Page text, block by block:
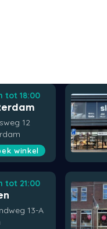
tot 18:00
12
winkel
tot 21:00
13-A